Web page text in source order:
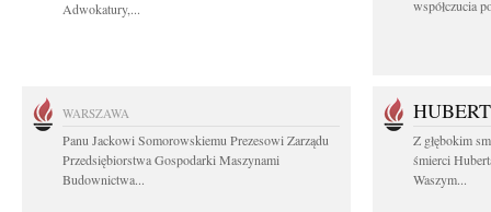
Adwokatury,...
współczucia
WARSZAWA
Panu Jackowi Somorowskiemu Prezesowi Zarządu
Przedsiębiorstwa Gospodarki Maszynami
Budownictwa...
Z głębokim
śmierci
Waszym...